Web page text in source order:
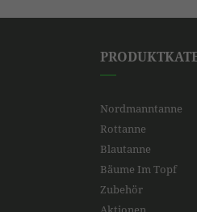
Nordmanntanne
Rottanne
Blautanne
Bäume Im Topf
Zubehör